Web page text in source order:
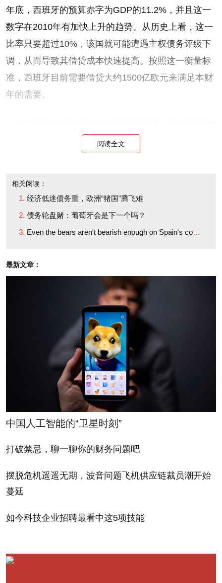
年底，西班牙的预算赤字为GDP的11.2%，并且这一
数字在2010年有加快上升的趋势。从历史上看，这一
比率只要超过10%，该国就可能遭遇主权债务评级下
调，从而导致其借贷成本快速提高。按照这一衡量标
准，西班牙目前需要借贷大约1500亿欧元来满足本财
年的需要。
项指标上的表现还不算太糟，目前该数字略低于欧盟
更重要的是，西班牙还有一笔数额巨大的未偿债
务，需要以“滚动还债”的方式偿还。按照估算，这笔
资1460亿欧元，这样看来，假如西班牙需要救助，其
所需的资金规模将比希腊救助方案大得多。
西班牙 “阴雨连绵”
就在几年前，西班牙还凭借高速增长和稳定发展，
充当着欧盟的指路明灯。然而，事实是，西班牙的经
济增长主要是仰仗其建筑业和房地产业。而不论是房
地产业的繁荣、泡沫形成还是泡沫破灭，西班牙在各
期，建筑业投资甚至占到了西班牙GDP的20%，并且
的经济体，西班牙的建筑业是其实现增长和就业的主
来，西班牙政府对2011年及后续年份GDP增长3%的
其他国家就业好于西班牙？多数是的。
阅读全文
相关阅读：
经济低迷债务重，欧洲“猪国”腾飞难
债务轮盘赌：葡萄牙会是下一个吗？
Even the bears aren't bearish enough on Spain's coming sovereign debt problem
最新文章：
中国人工智能的“卫星时刻”
打破禁忌，聊一聊你的财务问题吧
摆脱危机遥遥无期，波音问题飞机供应链裁员潮开始
蔓延
如今科技企业招聘最看中这5项技能